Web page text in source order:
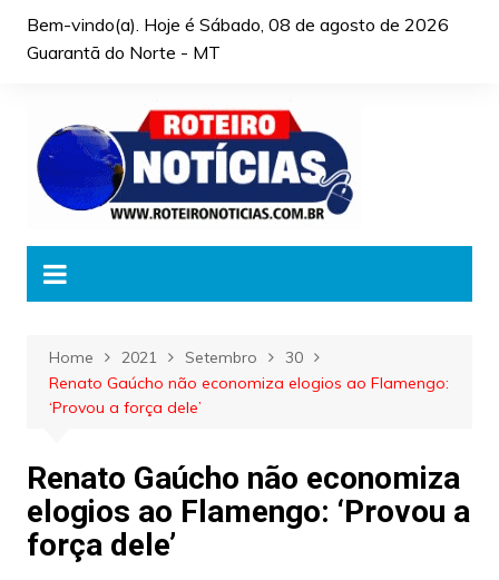
Bem-vindo(a). Hoje é Sábado, 08 de agosto de 2026
Guarantã do Norte - MT
Home 2021 Setembro
30
Renato Gaúcho não economiza elogios ao Flamengo:
‘Provou a força dele’
Renato Gaúcho não economiza
elogios ao Flamengo: ‘Provou a
força dele’